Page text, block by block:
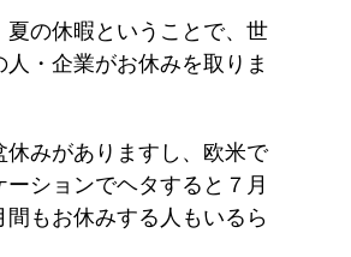
夏の休暇ということで、世
人・企業がお休みを取りま
休みがありますし、欧米で
ーションでヘタすると７月
間もお休みする人もいるら